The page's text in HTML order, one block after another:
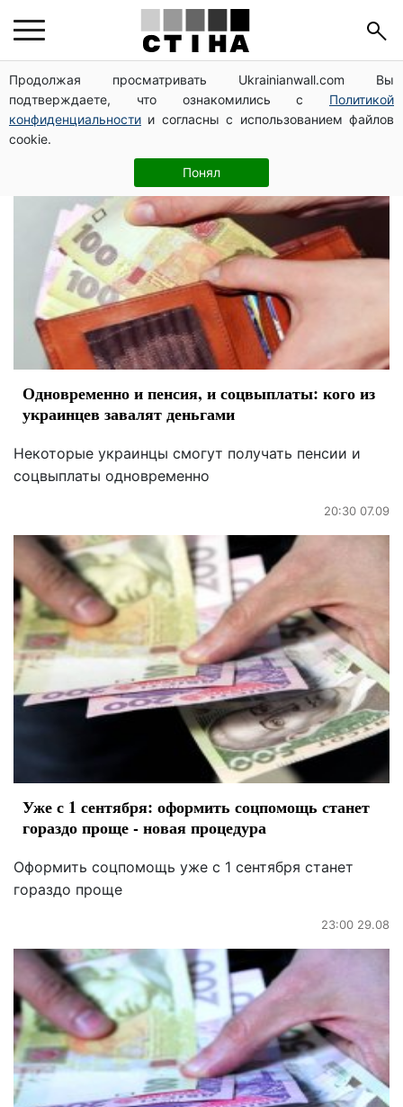
Продолжая просматривать Ukrainianwall.com Вы
подтверждаете, что ознакомились с Политикой
конфиденциальности и согласны с использованием файлов
cookie.
Понял
соцвыплаты
Одновременно и пенсия, и соцвыплаты: кого из
украинцев завалят деньгами
Некоторые украинцы смогут получать пенсии и
соцвыплаты одновременно
20:30 07.09
Уже с 1 сентября: оформить соцпомощь станет
гораздо проще - новая процедура
Оформить соцпомощь уже с 1 сентября станет
гораздо проще
23:00 29.08